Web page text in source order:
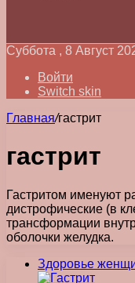
Суббота , 8 Август
Войти
Switch skin
Главная/гастрит
гастрит
Гастритом именуют
дистрофические (в
трансформации
оболочки желудка.
Здоровье